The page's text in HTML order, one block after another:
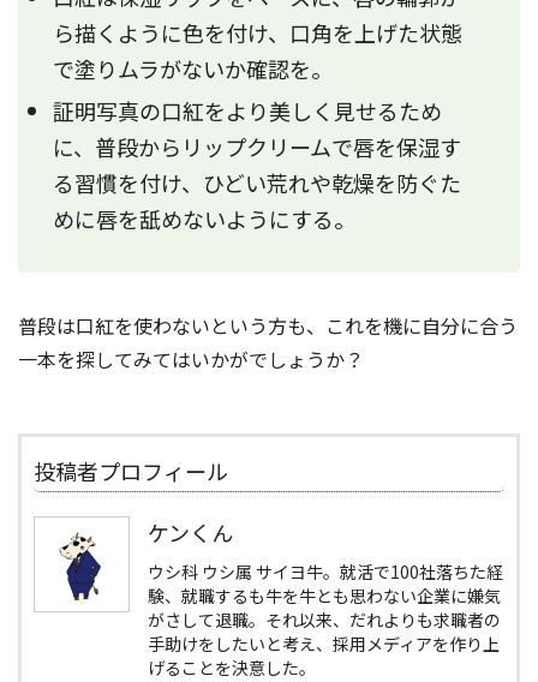
ら描くように色を付け、口角を上げた状態
で塗りムラがないか確認を。
証明写真の口紅をより美しく見せるため
に、普段からリップクリームで唇を保湿す
る習慣を付け、ひどい荒れや乾燥を防ぐた
めに唇を舐めないようにする。
普段は口紅を使わないという方も、これを機に自分に合う
一本を探してみてはいかがでしょうか？
投稿者プロフィール
ケンくん
ウシ科 ウシ属 サイヨ牛。就活で100社落ちた経
験、就職するも牛を牛とも思わない企業に嫌気
がさして退職。それ以来、だれよりも求職者の
手助けをしたいと考え、採用メディアを作り上
げることを決意した。